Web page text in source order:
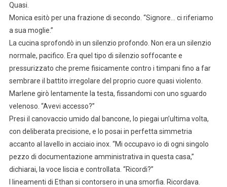
Quasi.
Monica esitò per una frazione di secondo. “Signore… ci riferiamo
a sua moglie.”
La cucina sprofondò in un silenzio profondo. Non era un silenzio
normale, pacifico. Era quel tipo di silenzio soffocante e
pressurizzato che preme fisicamente contro i timpani fino a far
sembrare il battito irregolare del proprio cuore quasi violento.
Marlene girò lentamente la testa, fissandomi con uno sguardo
velenoso. “Avevi accesso?”
Presi il canovaccio umido dal bancone, lo piegai un’ultima volta,
con deliberata precisione, e lo posai in perfetta simmetria
accanto al lavello in acciaio inox. “Mi occupavo io di ogni singolo
pezzo di documentazione amministrativa in questa casa,”
dichiarai, la voce liscia e controllata. “Ricordi?”
I lineamenti di Ethan si contorsero in una smorfia. Ricordava.